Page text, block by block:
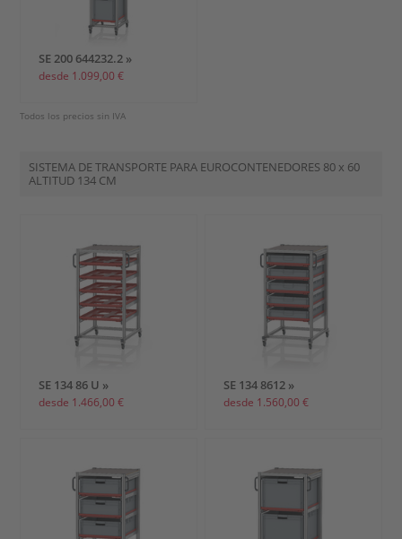
SE 200 644232.2 »
desde 1.099,00 €
Todos los precios sin IVA
SISTEMA DE TRANSPORTE PARA EUROCONTENEDORES 80 x 60
ALTITUD 134 CM
SE 134 86 U »
desde 1.466,00 €
SE 134 8612 »
desde 1.560,00 €